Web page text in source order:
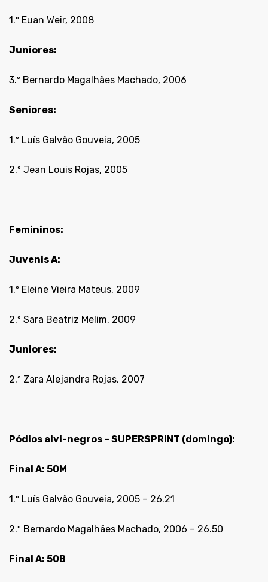
1.º Euan Weir, 2008
Juniores:
3.º Bernardo Magalhães Machado, 2006
Seniores:
1.º Luís Galvão Gouveia, 2005
2.º Jean Louis Rojas, 2005
Femininos:
Juvenis A:
1.º Eleine Vieira Mateus, 2009
2.º Sara Beatriz Melim, 2009
Juniores:
2.º Zara Alejandra Rojas, 2007
Pódios alvi-negros – SUPERSPRINT (domingo):
Final A: 50M
1.º Luís Galvão Gouveia, 2005 – 26.21
2.º Bernardo Magalhães Machado, 2006 – 26.50
Final A: 50B